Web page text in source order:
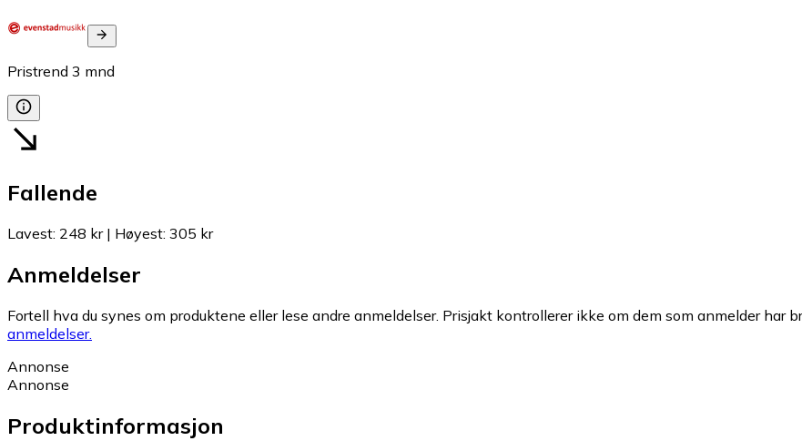
Pristrend 3 mnd
Fallende
Lavest: 248 kr| Høyest: 305 kr
Anmeldelser
Fortell hva du synes om produktene eller lese andre anmeldelser. Prisjakt kontrollerer ikke om dem som anmelder har
anmeldelser.
Annonse
Annonse
Produktinformasjon